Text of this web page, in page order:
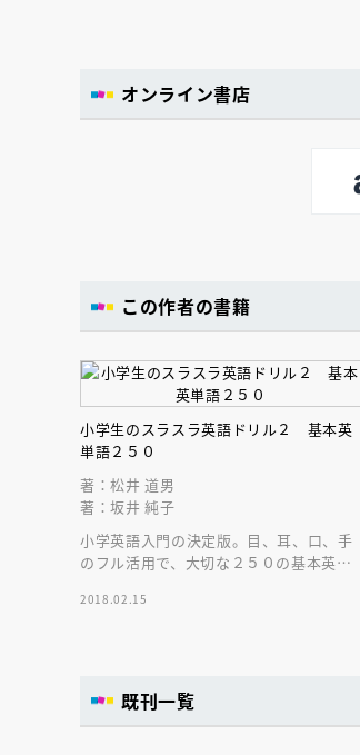
オンライン書店
この作者の書籍
小学生のスラスラ英語ドリル２ 基本英
単語２５０
著：松井 道男
著：坂井 純子
小学英語入門の決定版。目、耳、口、手
のフル活用で、大切な２５０の基本英単
につくＣＤつき
2018.02.15
既刊一覧